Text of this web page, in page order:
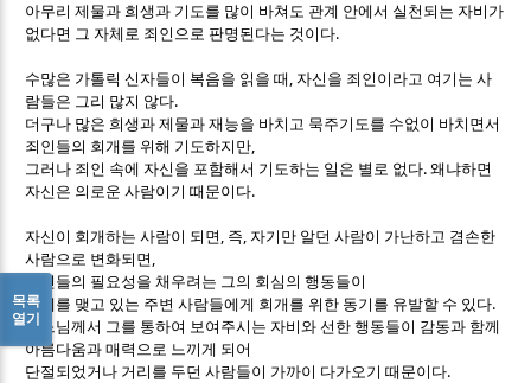
아무리 제물과 희생과 기도를 많이 바쳐도 관계 안에서 실천되는 자비가
없다면 그 자체로 죄인으로 판명된다는 것이다.
수많은 가톨릭 신자들이 복음을 읽을 때 ,자신을 죄인이라고 여기는 사
람들은 그리 많지 않다.
더구나 많은 희생과 제물과 재능을 바치고 묵주기도를 수없이 바치면서
죄인들의 회개를 위해 기도하지만,
그러나 죄인 속에 자신을 포함해서 기도하는 일은 별로 없다.왜냐하면
자신은 의로운 사람이기 때문이다.
자신이 회개하는 사람이 되면 , 즉,자기만 알던 사람이 가난하고 겸손한
사람으로 변화되면 ,
자신들의 필요성을 채우려는 그의 회심의 행동들이
관계를 맺고 있는 주변 사람들에게 회개를 위한 동기를 유발할 수 있다.
하느님께서 그를 통하여 보여주시는 자비와 선한 행동들이 감동과 함께
아름다움과 매력으로 느끼게 되어
단절되었거나 거리를 두던 사람들이 가까이 다가오기 때문이다.
목록
열기